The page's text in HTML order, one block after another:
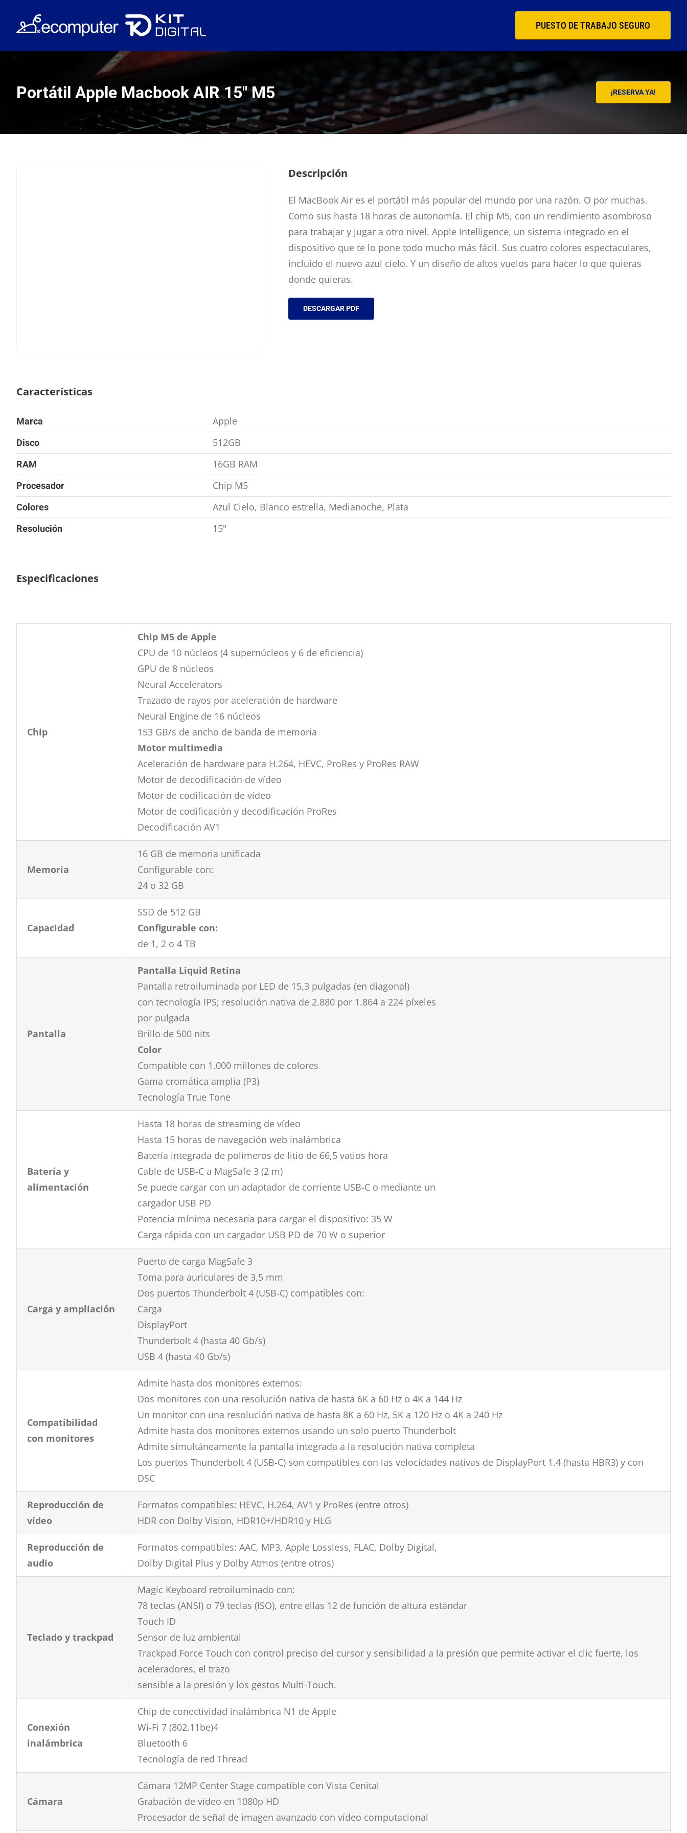
PUESTO DE TRABAJO SEGURO
Portátil Apple Macbook AIR 15″ M5 ¡RESERVA YA!
Descripción
El MacBook Air es el portátil más popular del mundo por una razón. O por muchas.
Como sus hasta 18 horas de autonomía. El chip M5, con un rendi­miento asombroso
para trabajar y jugar a otro nivel. Apple Intelligence, un sistema integrado en el
dispositivo que te lo pone todo mucho más fácil. Sus cuatro colores espectaculares,
incluido el nuevo azul cielo. Y un diseño de altos vuelos para hacer lo que quieras
donde quieras.
DESCARGAR PDF
Características
Marca Apple
Disco 512GB
RAM 16GB RAM
Procesador Chip M5
Colores Azul Cielo, Blanco estrella, Medianoche, Plata
Resolución 15"
Especificaciones
Chip
Chip M5 de Apple
CPU de 10 núcleos (4 supernúcleos y 6 de eficiencia)
GPU de 8 núcleos
Neural Accelerators
Trazado de rayos por aceleración de hardware
Neural Engine de 16 núcleos
153 GB/s de ancho de banda de memoria
Motor multimedia
Aceleración de hardware para H.264, HEVC, ProRes y ProRes RAW
Motor de decodificación de vídeo
Motor de codificación de vídeo
Motor de codificación y decodificación ProRes
Decodificación AV1
Memoria
16 GB de memoria unificada
Configurable con:
24 o 32 GB
Capacidad
SSD de 512 GB
Configurable con:
de 1, 2 o 4 TB
Pantalla
Pantalla Liquid Retina
Pantalla retroiluminada por LED de 15,3 pulgadas (en diagonal)
con tecnología IPS; resolución nativa de 2.880 por 1.864 a 224 píxeles
por pulgada
Brillo de 500 nits
Color
Compatible con 1.000 millones de colores
Gama cromática amplia (P3)
Tecnología True Tone
Batería y
alimentación
Hasta 18 horas de streaming de vídeo
Hasta 15 horas de navegación web inalámbrica
Batería integrada de polímeros de litio de 66,5 vatios hora
Cable de USB-C a MagSafe 3 (2 m)
Se puede cargar con un adaptador de corriente USB-C o mediante un
cargador USB PD
Potencia mínima necesaria para cargar el dispositivo: 35 W
Carga rápida con un cargador USB PD de 70 W o superior
Carga y ampliación
Puerto de carga MagSafe 3
Toma para auriculares de 3,5 mm
Dos puertos Thunderbolt 4 (USB-C) compatibles con:
Carga
DisplayPort
Thunderbolt 4 (hasta 40 Gb/s)
USB 4 (hasta 40 Gb/s)
Compatibilidad
con monitores
Admite hasta dos monitores externos:
Dos monitores con una resolución nativa de hasta 6K a 60 Hz o 4K a 144 Hz
Un monitor con una resolución nativa de hasta 8K a 60 Hz, 5K a 120 Hz o 4K a 240 Hz
Admite hasta dos monitores externos usando un solo puerto Thunderbolt
Admite simultáneamente la pantalla integrada a la resolución nativa completa
Los puertos Thunderbolt 4 (USB-C) son compatibles con las velocidades nativas de DisplayPort 1.4 (hasta HBR3) y con
DSC
Reproducción de
vídeo
Formatos compatibles: HEVC, H.264, AV1 y ProRes (entre otros)
HDR con Dolby Vision, HDR10+/HDR10 y HLG
Reproducción de
audio
Formatos compatibles: AAC, MP3, Apple Lossless, FLAC, Dolby Digital,
Dolby Digital Plus y Dolby Atmos (entre otros)
Teclado y trackpad
Magic Keyboard retroiluminado con:
78 teclas (ANSI) o 79 teclas (ISO), entre ellas 12 de función de altura estándar
Touch ID
Sensor de luz ambiental
Trackpad Force Touch con control preciso del cursor y sensibilidad a la presión que permite activar el clic fuerte, los
aceleradores, el trazo
sensible a la presión y los gestos Multi-Touch.
Conexión
inalámbrica
Chip de conectividad inalámbrica N1 de Apple
Wi-Fi 7 (802.11be)4
Bluetooth 6
Tecnología de red Thread
Cámara
Cámara 12MP Center Stage compatible con Vista Cenital
Grabación de vídeo en 1080p HD
Procesador de señal de imagen avanzado con vídeo computacional